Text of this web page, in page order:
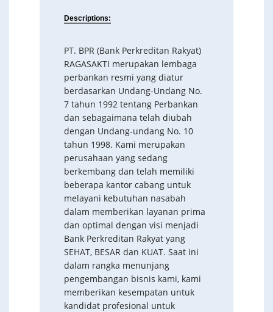
Descriptions:
PT. BPR (Bank Perkreditan Rakyat)
RAGASAKTI merupakan lembaga
perbankan resmi yang diatur
berdasarkan Undang-Undang No.
7 tahun 1992 tentang Perbankan
dan sebagaimana telah diubah
dengan Undang-undang No. 10
tahun 1998. Kami merupakan
perusahaan yang sedang
berkembang dan telah memiliki
beberapa kantor cabang untuk
melayani kebutuhan nasabah
dalam memberikan layanan prima
dan optimal dengan visi menjadi
Bank Perkreditan Rakyat yang
SEHAT, BESAR dan KUAT. Saat ini
dalam rangka menunjang
pengembangan bisnis kami, kami
memberikan kesempatan untuk
kandidat profesional untuk